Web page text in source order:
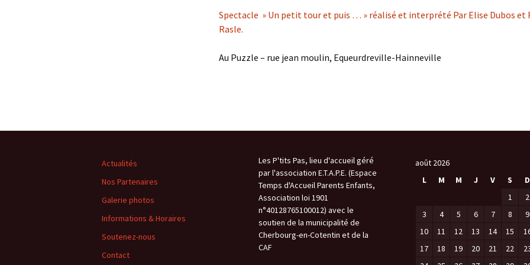
Spectacle » Un petit tour et puis … » réalisé et interprété Par Elise Dubos et
Rasle.
Au Puzzle – rue jean moulin, Equeurdreville-Hainneville
Actualités
Nos Partenaires
Galerie photos
Informations & Horaires
Soutenez-nous
Contact
Les P'tits Pas, lieu d'accueil géré
par l'association E.T.A.P.E. (Espace
Temps d'Accueil Parents Enfants,
Association loi 1901
n°40128765100012) avec le
soutien de la municipalité de
Cherbourg-en-Cotentin et de la
CAF
août 2026
L
M M J V S
D
1
2
3
4 5 6 7 8
9
10
11 12 13 14 15
17
18 19 20 21 22